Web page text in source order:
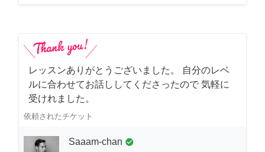
レッスンありがとうございました。 自分のレベ
ルに合わせてお話ししてくださったので 気軽に
受けれました。
依頼されたチケット
Saaam-chan check_circle